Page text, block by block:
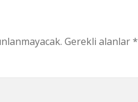
Gerekli alanlar*